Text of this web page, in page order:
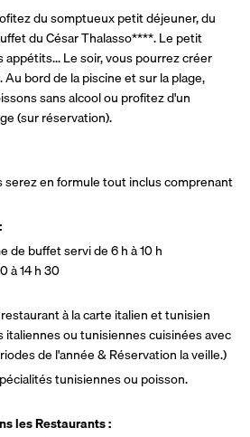
du somptueux petit déjeuner, du
du César Thalasso****. Le petit
Le soir, vous pourrez créer
bord de la piscine et sur la plage,
sans alcool ou profitez d'un
(sur réservation).
serez en formule tout inclus comprenant
de buffet servi de 6 h à 10 h
à 14 h 30
restaurant à la carte italien et tunisien
italiennes ou tunisiennes cuisinées avec
de l'année & Réservation la veille.)
tunisiennes ou poisson.
les Restaurants :